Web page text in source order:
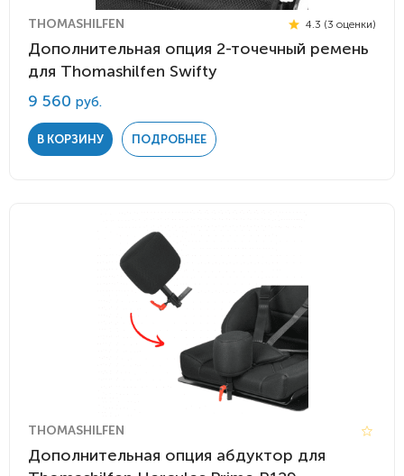
THOMASHILFEN 4.3 (3 оценки)
Дополнительная опция 2-точечный ремень
для Thomashilfen Swifty
9 560 руб.
В КОРЗИНУ ПОДРОБНЕЕ
THOMASHILFEN
Дополнительная опция абдуктор для